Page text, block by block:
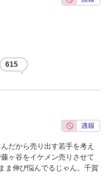
615
だから売り出す若手を考え
ヶ谷をイケメン売りさせて
ま伸び悩んでるじゃん。千賀